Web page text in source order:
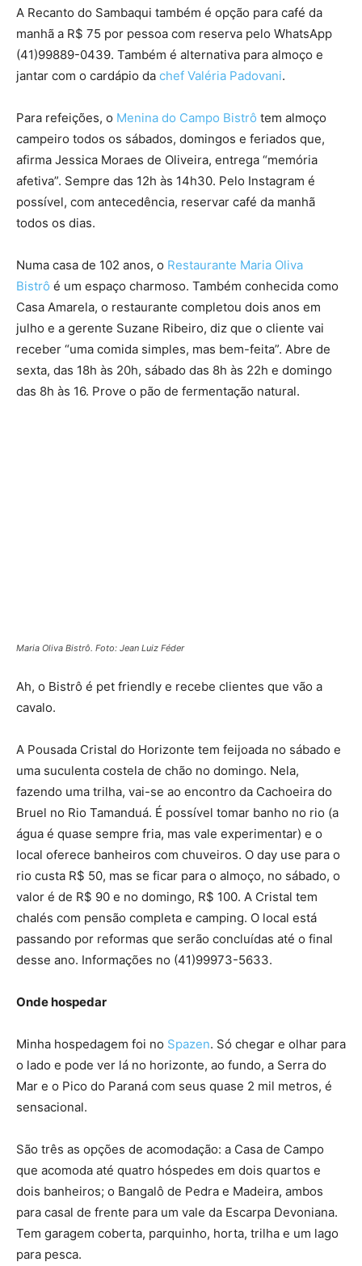
A Recanto do Sambaqui também é opção para café da
manhã a R$ 75 por pessoa com reserva pelo WhatsApp
(41)99889-0439. Também é alternativa para almoço e
jantar com o cardápio da chef Valéria Padovani.
Para refeições, o Menina do Campo Bistrô tem almoço
campeiro todos os sábados, domingos e feriados que,
afirma Jessica Moraes de Oliveira, entrega “memória
afetiva”. Sempre das 12h às 14h30. Pelo Instagram é
possível, com antecedência, reservar café da manhã
todos os dias.
Numa casa de 102 anos, o Restaurante Maria Oliva
Bistrô é um espaço charmoso. Também conhecida como
Casa Amarela, o restaurante completou dois anos em
julho e a gerente Suzane Ribeiro, diz que o cliente vai
receber “uma comida simples, mas bem-feita”. Abre de
sexta, das 18h às 20h, sábado das 8h às 22h e domingo
das 8h às 16. Prove o pão de fermentação natural.
Maria Oliva Bistrô. Foto: Jean Luiz Féder
Ah, o Bistrô é pet friendly e recebe clientes que vão a
cavalo.
A Pousada Cristal do Horizonte tem feijoada no sábado e
uma suculenta costela de chão no domingo. Nela,
fazendo uma trilha, vai-se ao encontro da Cachoeira do
Bruel no Rio Tamanduá. É possível tomar banho no rio (a
água é quase sempre fria, mas vale experimentar) e o
local oferece banheiros com chuveiros. O day use para o
rio custa R$ 50, mas se ficar para o almoço, no sábado, o
valor é de R$ 90 e no domingo, R$ 100. A Cristal tem
chalés com pensão completa e camping. O local está
passando por reformas que serão concluídas até o final
desse ano. Informações no (41)99973-5633.
Onde hospedar
Minha hospedagem foi no Spazen. Só chegar e olhar para
o lado e pode ver lá no horizonte, ao fundo, a Serra do
Mar e o Pico do Paraná com seus quase 2 mil metros, é
sensacional.
São três as opções de acomodação: a Casa de Campo
que acomoda até quatro hóspedes em dois quartos e
dois banheiros; o Bangalô de Pedra e Madeira, ambos
para casal de frente para um vale da Escarpa Devoniana.
Tem garagem coberta, parquinho, horta, trilha e um lago
para pesca.